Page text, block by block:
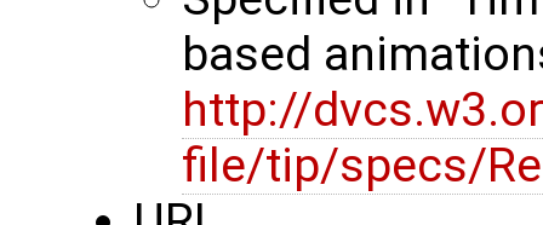
based
http://
file/tip/specs/